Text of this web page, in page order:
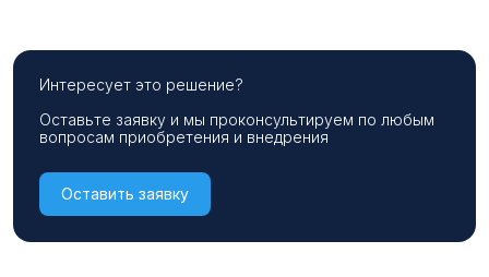
Интересует это решение?
Оставьте заявку и мы проконсультируем по любым
вопросам приобретения и внедрения
Оставить заявку